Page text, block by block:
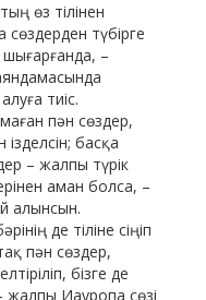
өз тілінен
түбірге
–
тиіс.
пән сөздер,
басқа
– жалпы түрік
аман болса, –
алынсын.
де тіліне сіңіп
пән сөздер,
бізге де
Иауропа сөзі